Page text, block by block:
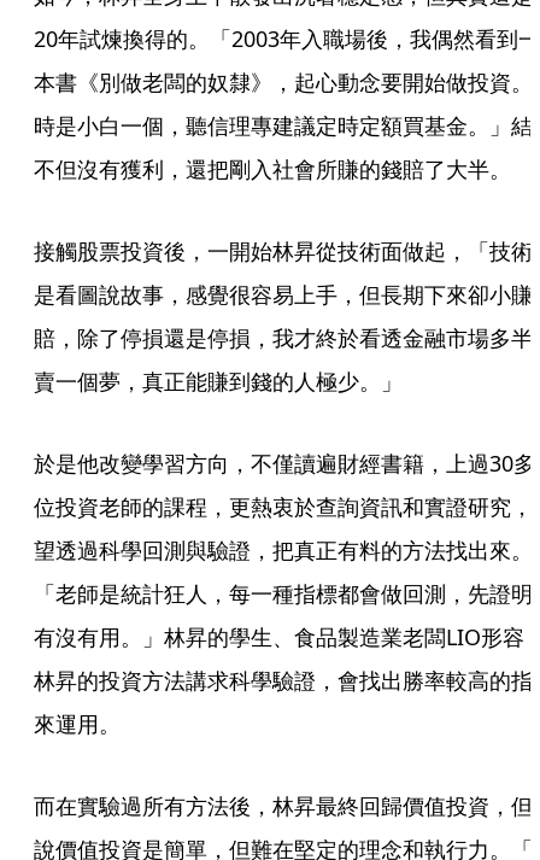
20年試煉換得的。「2003年入職場後，我偶然看到一
本書《別做老闆的奴隸》，起心動念要開始做投資。
時是小白一個，聽信理專建議定時定額買基金。」結
不但沒有獲利，還把剛入社會所賺的錢賠了大半。
接觸股票投資後，一開始林昇從技術面做起，「技術
是看圖說故事，感覺很容易上手，但長期下來卻小賺
賠，除了停損還是停損，我才終於看透金融市場多半
賣一個夢，真正能賺到錢的人極少。」
於是他改變學習方向，不僅讀遍財經書籍，上過30多
位投資老師的課程，更熱衷於查詢資訊和實證研究，
望透過科學回測與驗證，把真正有料的方法找出來。
「老師是統計狂人，每一種指標都會做回測，先證明
有沒有用。」林昇的學生、食品製造業老闆LIO形容
林昇的投資方法講求科學驗證，會找出勝率較高的指
來運用。
而在實驗過所有方法後，林昇最終回歸價值投資，但
說價值投資是簡單，但難在堅定的理念和執行力。「